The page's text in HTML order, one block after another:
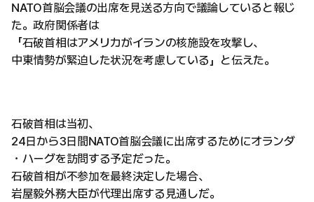
NATO首脳会議の出席を見送る方向で議論していると報じ
た。政府関係者は
「石破首相はアメリカがイランの核施設を攻撃し、
中東情勢が緊迫した状況を考慮している」と伝えた。
石破首相は当初、
24日から3日間NATO首脳会議に出席するためにオランダ
・ハーグを訪問する予定だった。
石破首相が不参加を最終決定した場合、
岩屋毅外務大臣が代理出席する見通しだ。